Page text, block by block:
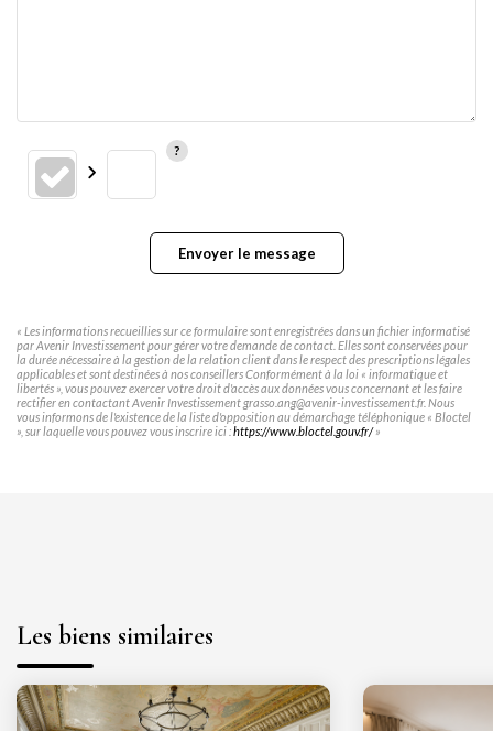
Envoyer le message
« Les informations recueillies sur ce formulaire sont enregistrées dans un fichier informatisé
par Avenir Investissement pour gérer votre demande de contact. Elles sont conservées pour
la durée nécessaire à la gestion de la relation client dans le respect des prescriptions légales
applicables et sont destinées à nos conseillers Conformément à la loi « informatique et
libertés », vous pouvez exercer votre droit d'accès aux données vous concernant et les faire
rectifier en contactant Avenir Investissement grasso.ang@avenir-investissement.fr. Nous
vous informons de l'existence de la liste d'opposition au démarchage téléphonique « Bloctel
», sur laquelle vous pouvez vous inscrire ici :https://www.bloctel.gouv.fr/»
Les biens similaires